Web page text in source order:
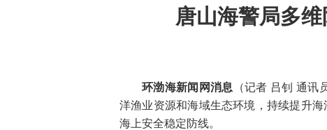
唐山海警局多
环渤海新闻网消息 （记者 吕钊 通讯
洋渔业资源和海域生态环境，持续提升
海上安全稳定防线。